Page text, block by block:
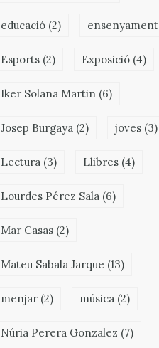
educació (2) ensenyament
Esports (2) Exposició (4)
Iker Solana Martin (6)
Josep Burgaya (2) joves (3)
Lectura (3) Llibres (4)
Lourdes Pérez Sala (6)
Mar Casas (2)
Mateu Sabala Jarque (13)
menjar (2) música (2)
Núria Perera Gonzalez (7)